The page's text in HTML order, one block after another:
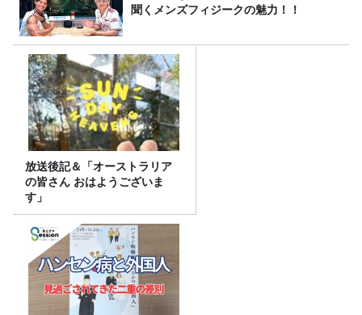
聞くメンズフィジークの魅力！！
放送後記＆「オーストラリア
の皆さん おはようございま
す」